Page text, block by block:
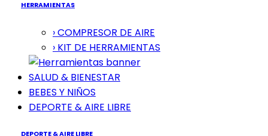
HERRAMIENTAS
› COMPRESOR DE AIRE
› KIT DE HERRAMIENTAS
SALUD & BIENESTAR
BEBES Y NIÑOS
DEPORTE & AIRE LIBRE
DEPORTE & AIRE LIBRE